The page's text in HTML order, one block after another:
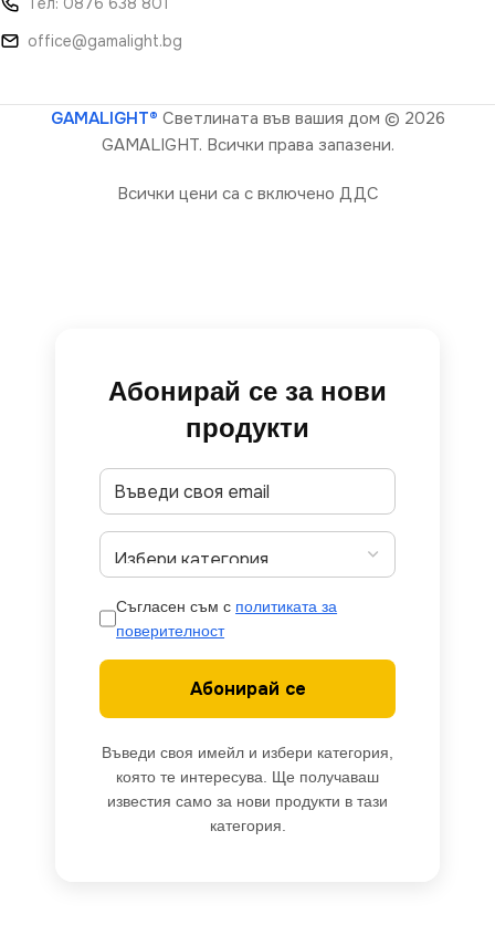
office@gamalight.bg
GAMALIGHT® Светлината във вашия дом © 2026
GAMALIGHT. Всички права запазени.
Всички цени са с включено ДДС
Абонирай се за нови
продукти
Съгласен съм с политиката за
поверителност
Абонирай се
Въведи своя имейл и избери категория,
която те интересува. Ще получаваш
известия само за нови продукти в тази
категория.